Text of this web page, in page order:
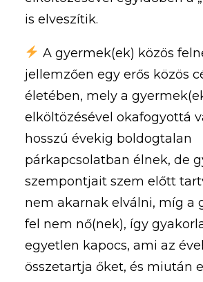
is elveszítik.
A gyermek(ek) közös
jellemzően egy erős közös
életében, mely a
elköltözésével okafogyottá
hosszú évekig boldogtalan
párkapcsolatban élnek, de
szempontjait szem előtt
nem akarnak elválni, míg a
fel nem nő(nek), így
egyetlen kapocs, ami az
összetartja őket, és miután